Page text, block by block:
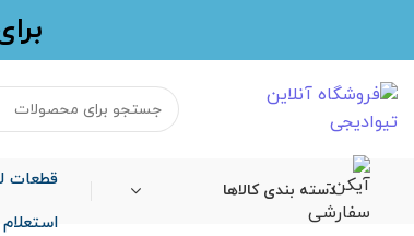
دسته بندی کالاها قطعات
استعلام